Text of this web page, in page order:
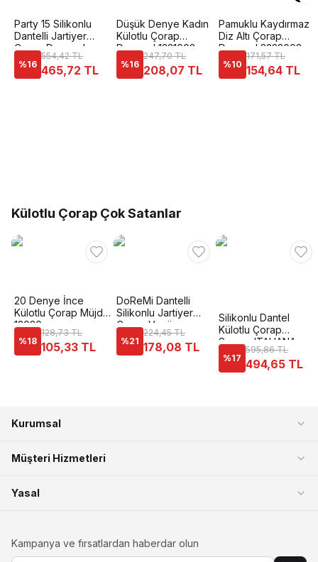
Party 15 Silikonlu
Dantelli Jartiyer
Çorap Daymod
D1311003
%16
554,42 TL
465,72 TL
Düşük Denye Kadın
Külotlu Çorap
Daymod 1321002
%16
247,70 TL
208,07 TL
Pamuklu Kaydırmaz
Diz Altı Çorap
Daymod 2222008
%10
171,57 TL
154,64 TL
Külotlu Çorap Çok Satanlar
20 Denye İnce
Külotlu Çorap Müjde
12020
%18
128,73 TL
105,33 TL
DoReMi Dantelli
Silikonlu Jartiyer
Çorap Venüs
%21
224,45 TL
178,08 TL
Silikonlu Dantel
Külotlu Çorap
Somon ITALIANA
1836
%17
595,86 TL
494,65 TL
Kurumsal
Müşteri Hizmetleri
Yasal
Kampanya ve fırsatlardan haberdar olun